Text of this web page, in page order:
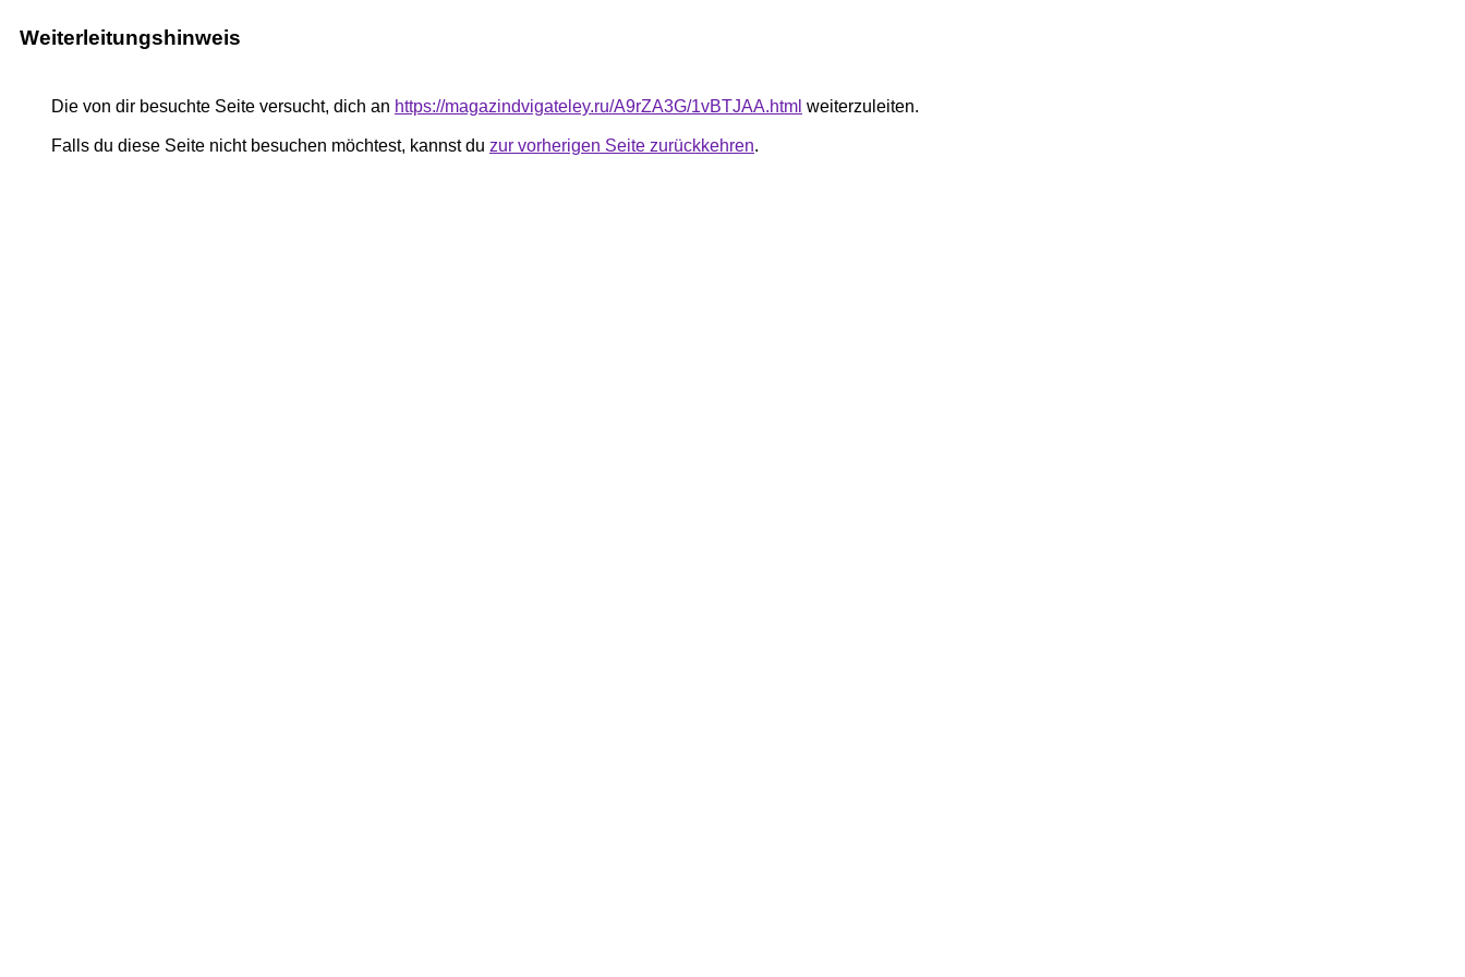
Weiterleitungshinweis
Die von dir besuchte Seite versucht, dich an https://magazindvigateley.ru/A9rZA3G/1vBTJAA.html weiterzuleiten.
Falls du diese Seite nicht besuchen möchtest, kannst du zur vorherigen Seite zurückkehren.